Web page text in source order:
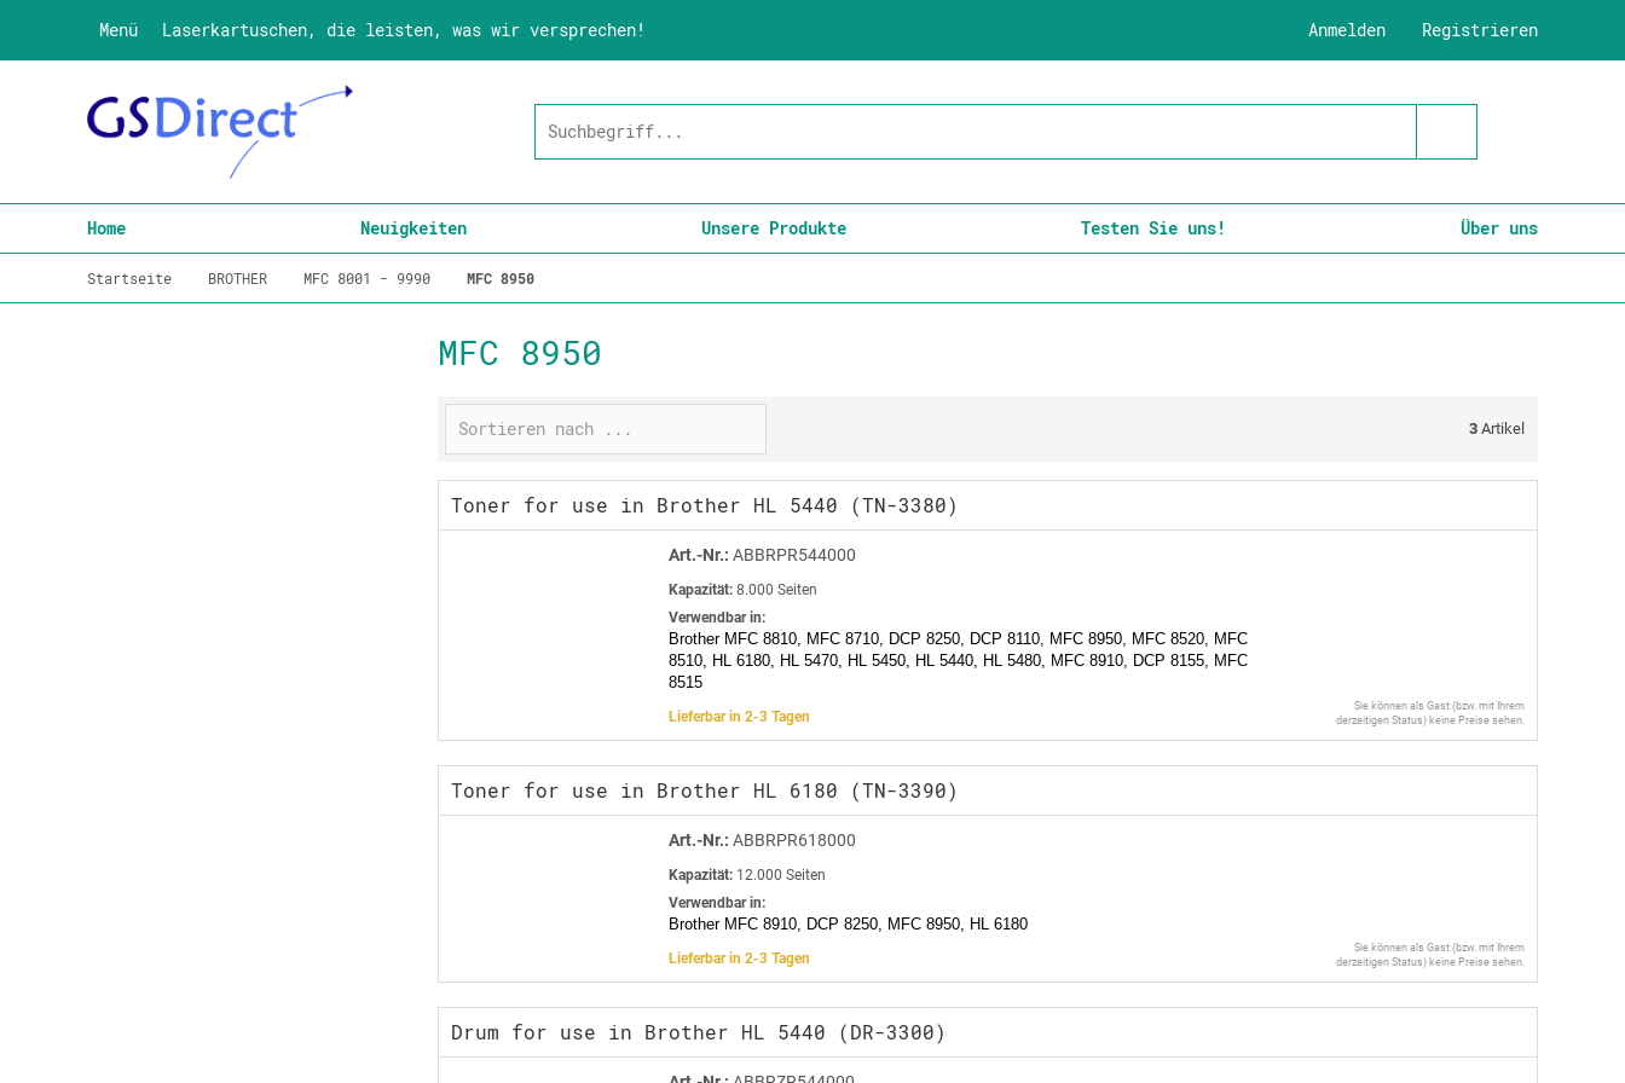
Menü Laserkartuschen, die leisten, was wir versprechen! Registrieren
Anmelden
Home Neuigkeiten Unsere Produkte Testen Sie uns! Über uns
Startseite BROTHER MFC 8001 - 9990 MFC 8950
MFC 8950
3 Artikel
Toner for use in Brother HL 5440 (TN-3380)
Art.-Nr.: ABBRPR544000
Kapazität: 8.000 Seiten
Verwendbar in:
Brother MFC 8810, MFC 8710, DCP 8250, DCP 8110, MFC 8950, MFC 8520, MFC
8510, HL 6180, HL 5470, HL 5450, HL 5440, HL 5480, MFC 8910, DCP 8155, MFC
8515
Lieferbar in 2-3 Tagen
Sie können als Gast (bzw. mit Ihrem
derzeitigen Status) keine Preise sehen.
Toner for use in Brother HL 6180 (TN-3390)
Art.-Nr.: ABBRPR618000
Kapazität: 12.000 Seiten
Verwendbar in:
Brother MFC 8910, DCP 8250, MFC 8950, HL 6180
Lieferbar in 2-3 Tagen
Sie können als Gast (bzw. mit Ihrem
derzeitigen Status) keine Preise sehen.
Drum for use in Brother HL 5440 (DR-3300)